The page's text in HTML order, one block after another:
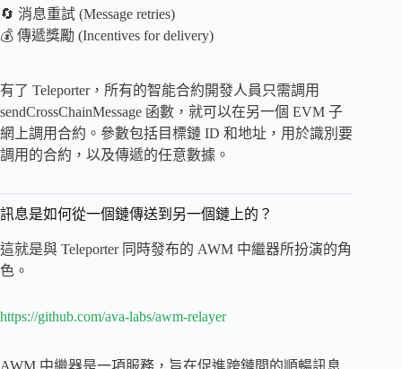
🔄 消息重試 (Message retries)
💰 傳遞獎勵 (Incentives for delivery)
有了 Teleporter，所有的智能合約開發人員只需調用
sendCrossChainMessage 函數，就可以在另一個 EVM 子
網上調用合約。參數包括目標鏈 ID 和地址，用於識別要
調用的合約，以及傳遞的任意數據。
訊息是如何從一個鏈傳送到另一個鏈上的？
這就是與 Teleporter 同時發布的 AWM 中繼器所扮演的角
色。
https://github.com/ava-labs/awm-relayer
AWM 中繼器是一項服務，旨在促進跨鏈間的順暢訊息